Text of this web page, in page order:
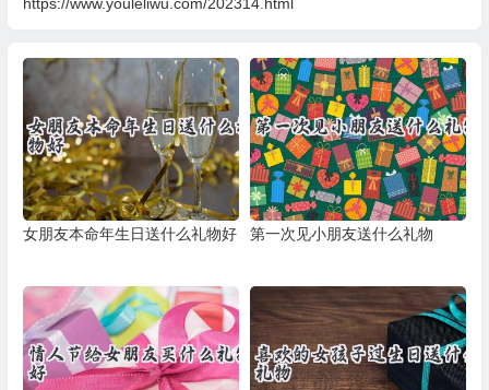
女朋友本命年生日送什么礼物好 第一次见小朋友送什么礼物